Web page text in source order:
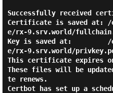
Successfully received
Certificate is saved at:
e/rx-9.srv.world/
Key is saved at:         /
e/rx-9.srv.world/
This certificate expires
These files will be
te renews.
Certbot has set up a